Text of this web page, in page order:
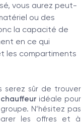
vous aurez peut-
ou des
la capacité de
en ce qui
les compartiments
serez sûr de trouver
idéale pour
N’hésitez pas
les offres et à